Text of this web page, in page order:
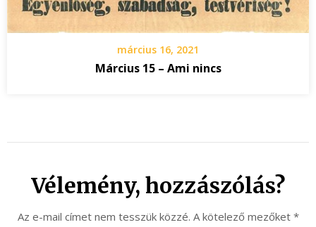
március 16, 2021
Március 15 – Ami nincs
Vélemény, hozzászólás?
Az e-mail címet nem tesszük közzé. A kötelező mezőket *